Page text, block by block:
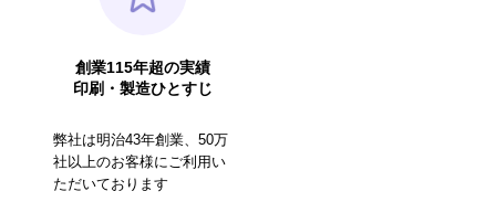
創業115年超の実績
印刷・製造ひとすじ
弊社は明治43年創業、50万
社以上のお客様にご利用い
ただいております